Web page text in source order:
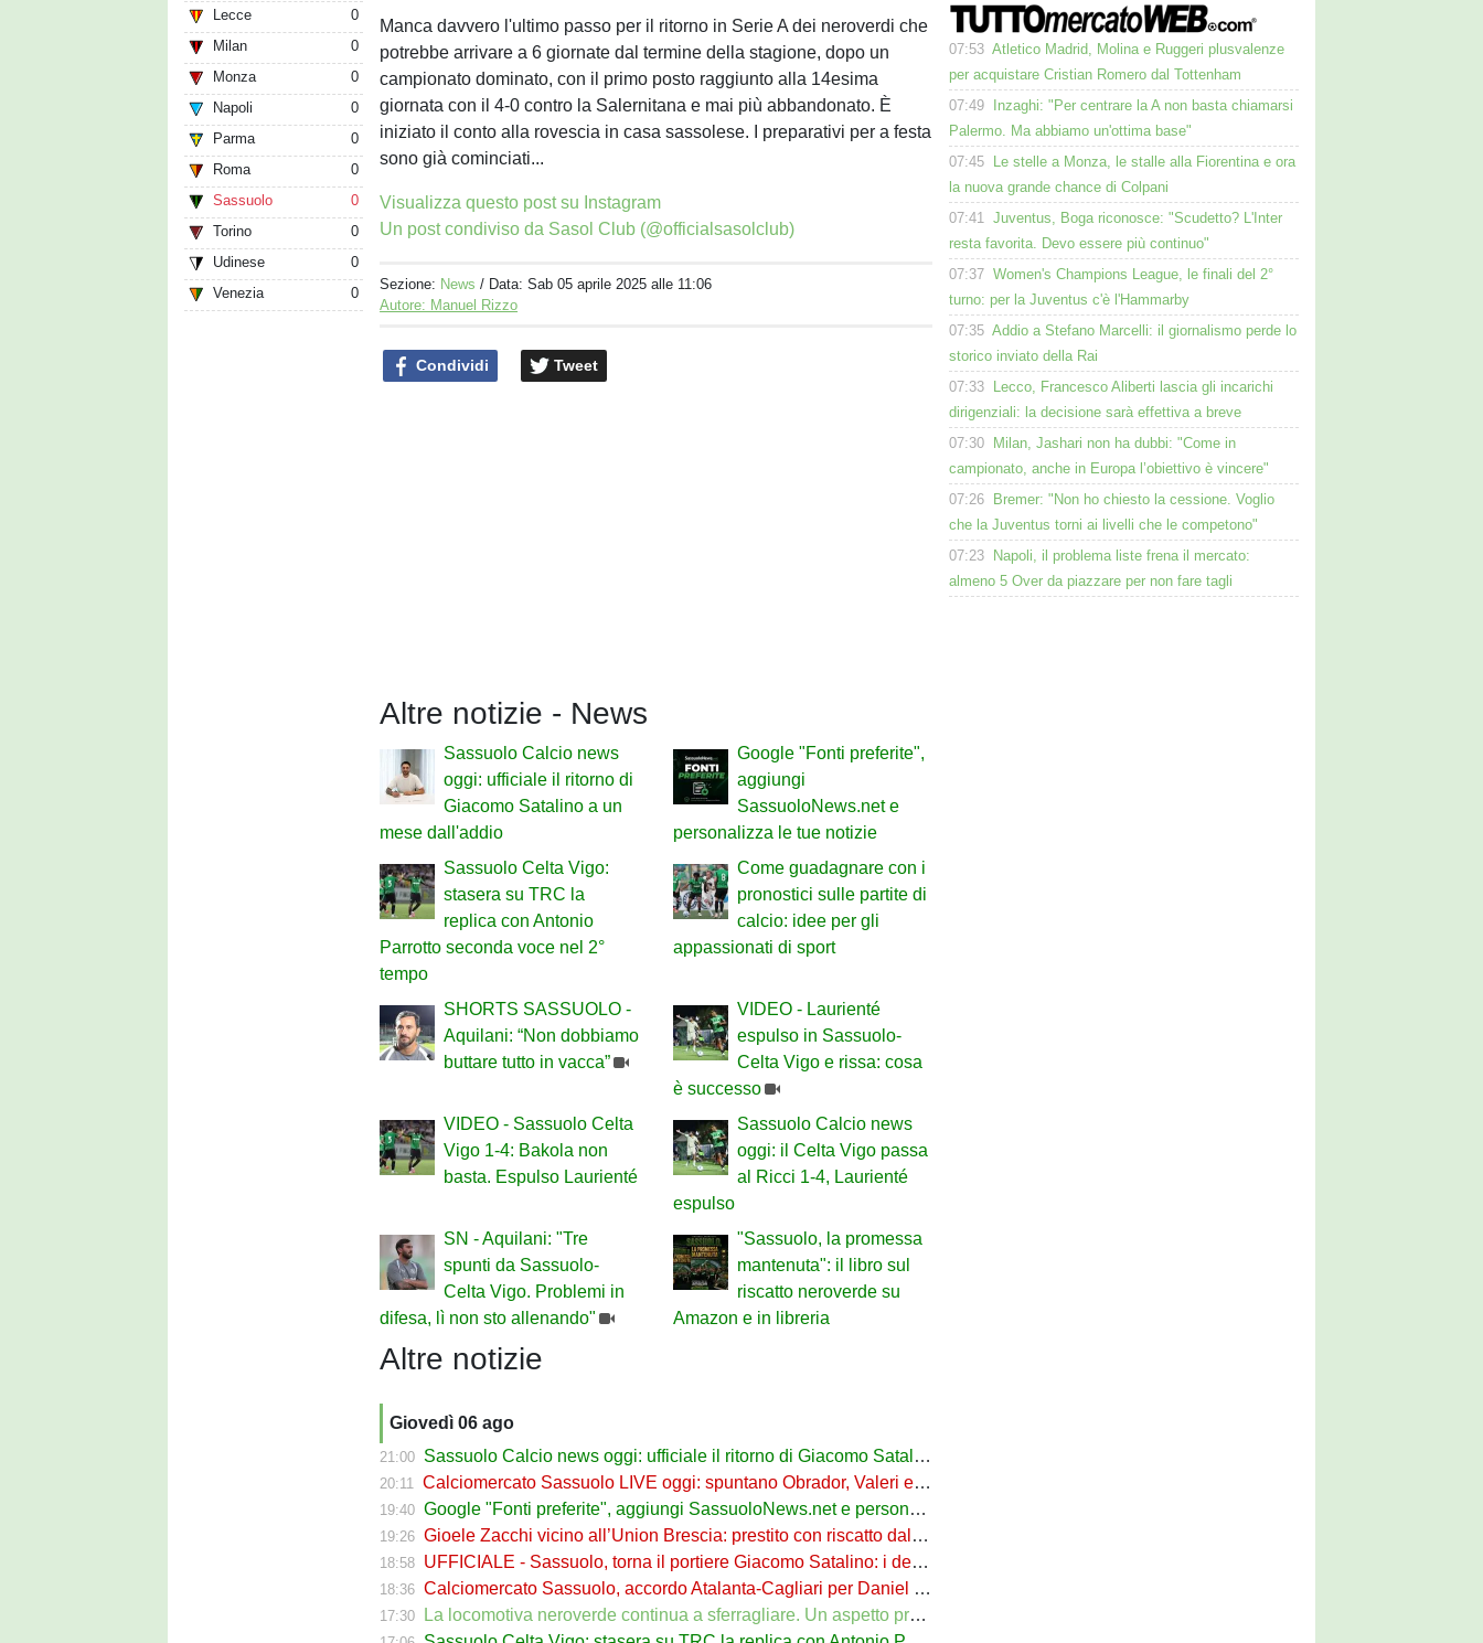
Lecce
0
Milan
0
Monza
0
Napoli
0
Parma
0
Roma
0
Sassuolo
0
Torino
0
Udinese
0
Venezia
0
Manca davvero l'ultimo passo per il ritorno in Serie A dei neroverdi che
potrebbe arrivare a 6 giornate dal termine della stagione, dopo un
campionato dominato, con il primo posto raggiunto alla 14esima
giornata con il 4-0 contro la Salernitana e mai più abbandonato. È
iniziato il conto alla rovescia in casa sassolese. I preparativi per a festa
sono già cominciati...
Visualizza questo post su Instagram
Un post condiviso da Sasol Club (@officialsasolclub)
Sezione: News / Data:Sab 05 aprile 2025 alle 11:06
Autore: Manuel Rizzo
Condividi Tweet
Altre notizie - News
Sassuolo Calcio news
oggi: ufficiale il ritorno di
Giacomo Satalino a un
mese dall'addio
Google "Fonti preferite",
aggiungi
SassuoloNews.net e
personalizza le tue notizie
Sassuolo Celta Vigo:
stasera su TRC la
replica con Antonio
Parrotto seconda voce nel 2°
tempo
Come guadagnare con i
pronostici sulle partite di
calcio: idee per gli
appassionati di sport
SHORTS SASSUOLO -
Aquilani: “Non dobbiamo
buttare tutto in vacca”
VIDEO - Laurienté
espulso in Sassuolo-
Celta Vigo e rissa: cosa
è successo
VIDEO - Sassuolo Celta
Vigo 1-4: Bakola non
basta. Espulso Laurienté
Sassuolo Calcio news
oggi: il Celta Vigo passa
al Ricci 1-4, Laurienté
espulso
SN - Aquilani: "Tre
spunti da Sassuolo-
Celta Vigo. Problemi in
difesa, lì non sto allenando"
"Sassuolo, la promessa
mantenuta": il libro sul
riscatto neroverde su
Amazon e in libreria
Altre notizie
Giovedì 06 ago
21:00 Sassuolo Calcio news oggi: ufficiale il ritorno di Giacomo Satalino a un mese dall'addio
20:11 Calciomercato Sassuolo LIVE oggi: spuntano Obrador, Valeri e Darmian per la difesa
19:40 Google "Fonti preferite", aggiungi SassuoloNews.net e personalizza le tue notizie
19:26 Gioele Zacchi vicino all’Union Brescia: prestito con riscatto dal Sassuolo
18:58 UFFICIALE - Sassuolo, torna il portiere Giacomo Satalino: i dettagli
18:36 Calciomercato Sassuolo, accordo Atalanta-Cagliari per Daniel Maldini: i dettagli
17:30 La locomotiva neroverde continua a sferragliare. Un aspetto preoccupa Aquilani dopo il Celta
07:53 Atletico Madrid, Molina e Ruggeri plusvalenze
per acquistare Cristian Romero dal Tottenham
07:49
Inzaghi: "Per centrare la A non basta chiamarsi
Palermo. Ma abbiamo un'ottima base"
07:45
Le stelle a Monza, le stalle alla Fiorentina e ora
la nuova grande chance di Colpani
07:41 Juventus, Boga riconosce: "Scudetto? L'Inter
resta favorita. Devo essere più continuo"
07:37 Women's Champions League, le finali del 2°
turno: per la Juventus c'è l'Hammarby
07:35 Addio a Stefano Marcelli: il giornalismo perde lo
storico inviato della Rai
07:33
Lecco, Francesco Aliberti lascia gli incarichi
dirigenziali: la decisione sarà effettiva a breve
07:30
Milan, Jashari non ha dubbi: "Come in
campionato, anche in Europa l’obiettivo è vincere"
07:26
Bremer: "Non ho chiesto la cessione. Voglio
che la Juventus torni ai livelli che le competono"
07:23
Napoli, il problema liste frena il mercato:
almeno 5 Over da piazzare per non fare tagli